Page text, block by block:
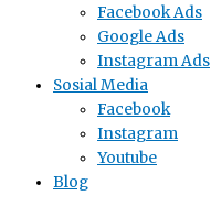
Facebook Ads
Google Ads
Instagram Ads
Sosial Media
Facebook
Instagram
Youtube
Blog